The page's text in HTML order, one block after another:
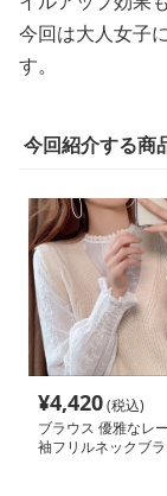
今回は大人女子
す。
今回紹介する商
¥4,420(税込)
ブラウス 優雅なレ
袖フリルネックブ